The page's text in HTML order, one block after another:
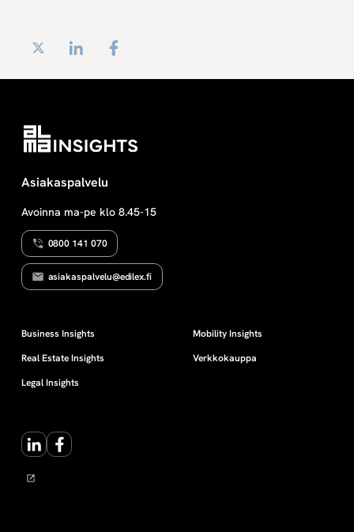
Twitter LinkedIn
Asiakaspalvelu
Avoinna ma-pe klo 8.45-15
0800 141 070
asiakaspalvelu@edilex.fi
Business Insights
Real Estate Insights
Legal Insights
Mobility Insights
Verkkokauppa
LinkedInFacebook